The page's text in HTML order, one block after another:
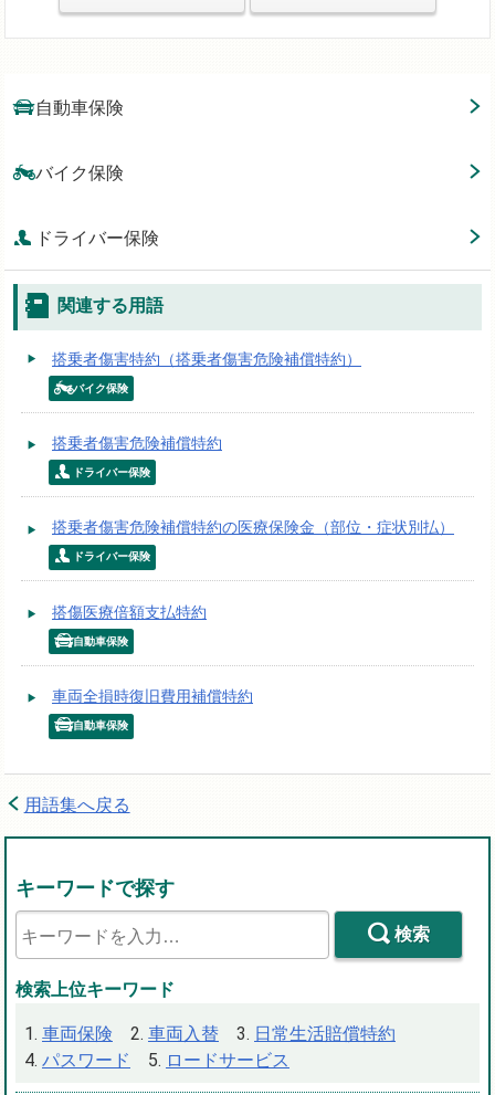
自動車保険
バイク保険
ドライバー保険
関連する用語
搭乗者傷害特約（搭乗者傷害危険補償特約）
バイク保険
搭乗者傷害危険補償特約
ドライバー保険
搭乗者傷害危険補償特約の医療保険金（部位・症状別払）
ドライバー保険
搭傷医療倍額支払特約
自動車保険
車両全損時復旧費用補償特約
自動車保険
用語集へ戻る
キーワードで探す
検索
検索上位キーワード
車両保険 車両入替
日常生活賠償特約
パスワード
ロードサービス